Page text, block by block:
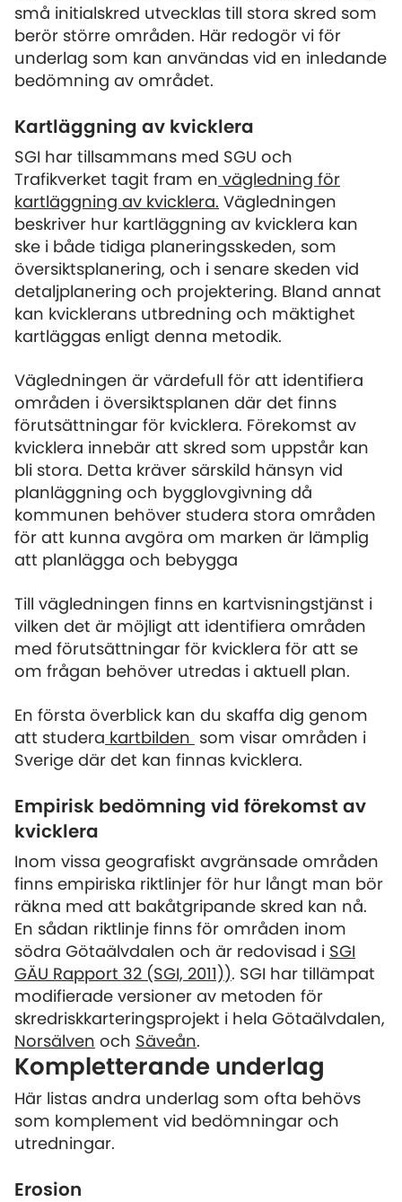
små initialskred utvecklas till stora skred som
berör större områden. Här redogör vi för
underlag som kan användas vid en inledande
bedömning av området.
Kartläggning av kvicklera
SGI har tillsammans med SGU och
Trafikverket tagit fram en vägledning för
kartläggning av kvicklera. Vägledningen
beskriver hur kartläggning av kvicklera kan
ske i både tidiga planeringsskeden, som
översiktsplanering, och i senare skeden vid
detaljplanering och projektering. Bland annat
kan kvicklerans utbredning och mäktighet
kartläggas enligt denna metodik.
Vägledningen är värdefull för att identifiera
områden i översiktsplanen där det finns
förutsättningar för kvicklera. Förekomst av
kvicklera innebär att skred som uppstår kan
bli stora. Detta kräver särskild hänsyn vid
planläggning och bygglovgivning då
kommunen behöver studera stora områden
för att kunna avgöra om marken är lämplig
att planlägga och bebygga
Till vägledningen finns en kartvisningstjänst i
vilken det är möjligt att identifiera områden
med förutsättningar för kvicklera för att se
om frågan behöver utredas i aktuell plan.
En första överblick kan du skaffa dig genom
att studera kartbilden
som visar områden i
Sverige där det kan finnas kvicklera.
Empirisk bedömning vid förekomst av
kvicklera
Inom vissa geografiskt avgränsade områden
finns empiriska riktlinjer för hur långt man bör
räkna med att bakåtgripande skred kan nå.
En sådan riktlinje finns för områden inom
södra Götaälvdalen och är redovisad i SGI
GÄU Rapport 32 (SGI, 2011) ). SGI har tillämpat
modifierade versioner av metoden för
skredriskkarteringsprojekt i hela Götaälvdalen,
Norsälven och Säveån.
Kompletterande underlag
Här listas andra underlag som ofta behövs
som komplement vid bedömningar och
utredningar.
Erosion